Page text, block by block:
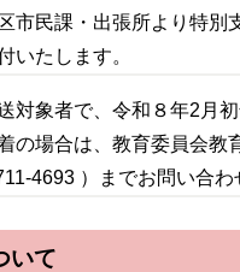
市民課・出張所より特別
いたします。
対象者で、令和８年2月
の場合は、教育委員会教
4693 ）までお問い合わ
いて